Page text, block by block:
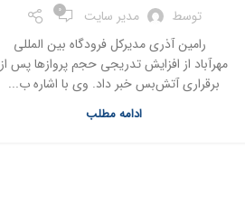
توسط مدیر سایت 0
رامین آذری مدیرکل فرودگاه بین المللی
مهرآباد از افزایش تدریجی حجم پروازها پس از
برقراری آتش‌بس خبر داد. وی با اشاره ب...
ادامه مطلب